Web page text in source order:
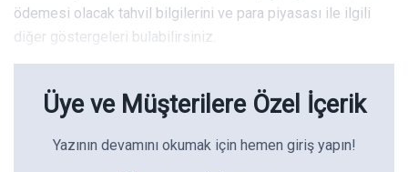
ödemesi olacak tahvil bilgilerini ve para piyasası ile ilgili
diğer göstergeleri bulabilirsiniz.
Üye ve Müşterilere Özel İçerik
Yazının devamını okumak için hemen giriş yapın!